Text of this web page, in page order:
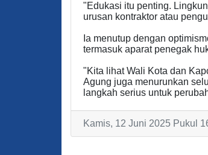
"Edukasi itu penting.
urusan kontraktor atau
Ia menutup dengan
termasuk aparat penegak
"Kita lihat Wali Kota dan
Agung juga menurunkan
langkah serius untuk
Kamis, 12 Juni 2025 Pukul